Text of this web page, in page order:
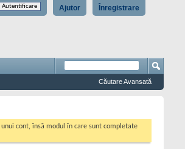
Înregistrare
Ajutor
Căutare Avansată
cont, însă modul în care sunt completate